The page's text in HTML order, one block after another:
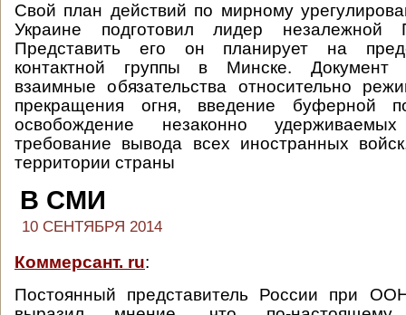
Свой план действий по мирному
Украине подготовил лидер незалежной
Представить его он планирует на
контактной группы в Минске. Документ
взаимные обязательства относительно
прекращения огня, введение буферной
освобождение незаконно
требование вывода всех иностранных
территории страны
В СМИ
10 СЕНТЯБРЯ 2014
Коммерсант. ru:
Постоянный представитель России при